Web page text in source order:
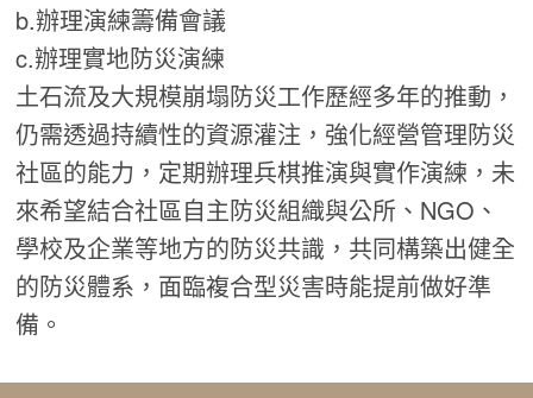
b.辦理演練籌備會議
c.辦理實地防災演練
土石流及大規模崩塌防災工作歷經多年的推動，
仍需透過持續性的資源灌注，強化經營管理防災
社區的能力，定期辦理兵棋推演與實作演練，未
來希望結合社區自主防災組織與公所、NGO、
學校及企業等地方的防災共識，共同構築出健全
的防災體系，面臨複合型災害時能提前做好準
備。